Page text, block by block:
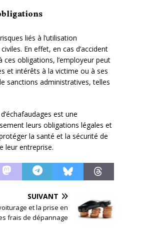
liés à l’utilisation
En effet, en cas d’accident
obligations, l’employeur peut
et intérêts à la victime ou à ses
sanctions administratives, telles
est une
leurs obligations légales et
la santé et la sécurité de
leur entreprise.
SUIVANT
et la prise en
frais de dépannage